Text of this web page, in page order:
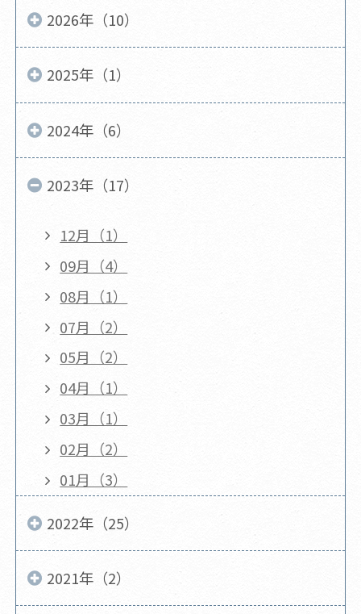
2026年（10）
2025年（1）
2024年（6）
2023年（17）
12月（1）
09月（4）
08月（1）
07月（2）
05月（2）
04月（1）
03月（1）
02月（2）
01月（3）
2022年（25）
2021年（2）